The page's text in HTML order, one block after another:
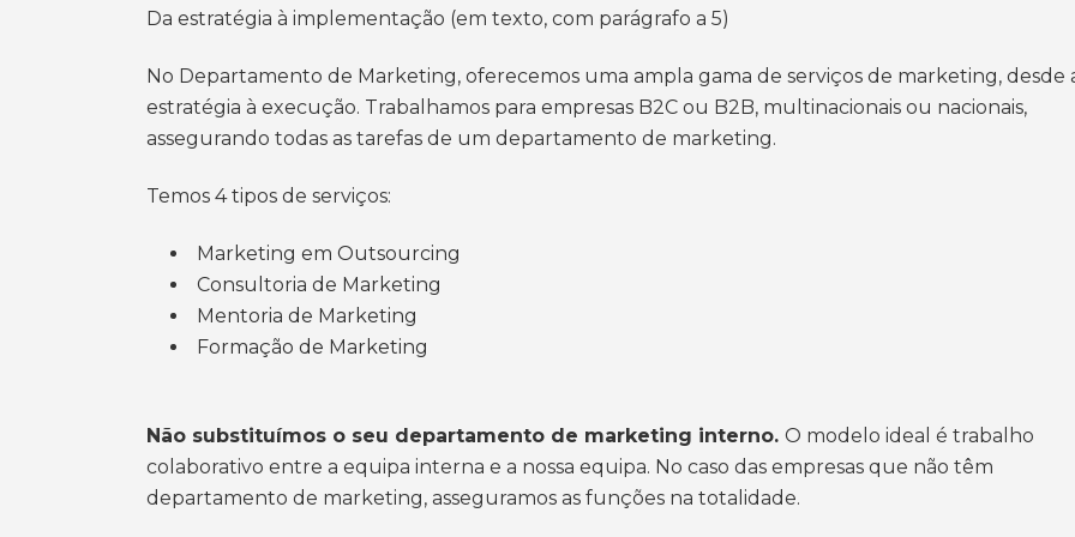
Da estratégia à implementação (em texto, com parágrafo a 5)
No Departamento de Marketing, oferecemos uma ampla gama de serviços de marketing, desde
estratégia à execução. Trabalhamos para empresas B2C ou B2B, multinacionais ou nacionais,
assegurando todas as tarefas de um departamento de marketing.
Temos 4 tipos de serviços:
Marketing em Outsourcing
Consultoria de Marketing
Mentoria de Marketing
Formação de Marketing
Não substituímos o seu departamento de marketing interno. O modelo ideal é trabalho
colaborativo entre a equipa interna e a nossa equipa. No caso das empresas que não têm
departamento de marketing, asseguramos as funções na totalidade.